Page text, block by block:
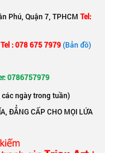
Phú, Quận 7, TPHCM Tel:
Tel : 078 675 7979(Bản đồ)
0786757979
ngày trong tuần)
ĐẲNG CẤP CHO MỌI LỨA